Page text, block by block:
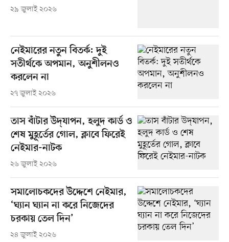
২৯ জুলাই ২০২৬
নেইমারের নতুন বিতর্ক: দুই
সতীর্থকে অপমান, অনুশীলনও
করলেন না
২৭ জুলাই ২০২৬
তাস বাঁটার উদ্‌যাপন, হলুদ কার্ড ও
শেষ মুহূর্তের গোল, ক্লাবে ফিরেই
নেইমার-নাটক
২৬ জুলাই ২০২৬
সমালোচকদের উদ্দেশে নেইমার,
‘ঘ্যান ঘ্যান না করে নিজেদের
চরকায় তেল দিন’
২৪ জুলাই ২০২৬